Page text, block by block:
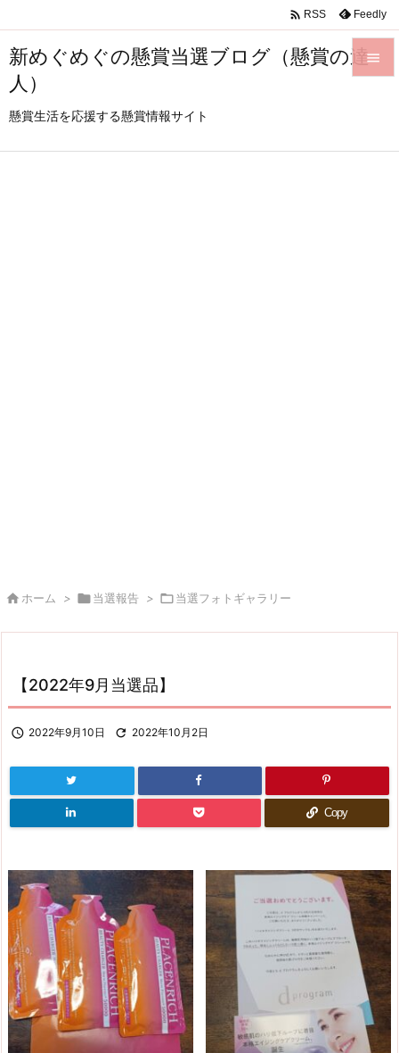
新めぐめぐの懸賞当選ブログ（懸賞の達
人）
懸賞生活を応援する懸賞情報サイト

 RSS Feedly
 ホーム > 当選報告 > 当選フォトギャラリー
【2022年9月当選品】
 2022年9月10日  2022年10月2日
Copy